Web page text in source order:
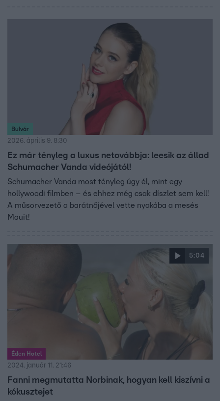
Bulvár
2026. április 9. 8:30
Ez már tényleg a luxus netovábbja: leesik az állad
Schumacher Vanda videójától!
Schumacher Vanda most tényleg úgy él, mint egy
hollywoodi filmben – és ehhez még csak díszlet sem kell!
A műsorvezető a barátnőjével vette nyakába a mesés
Mauit!
5:04
Éden Hotel
2024. január 11. 21:46
Fanni megmutatta Norbinak, hogyan kell kiszívni a
kókusztejet